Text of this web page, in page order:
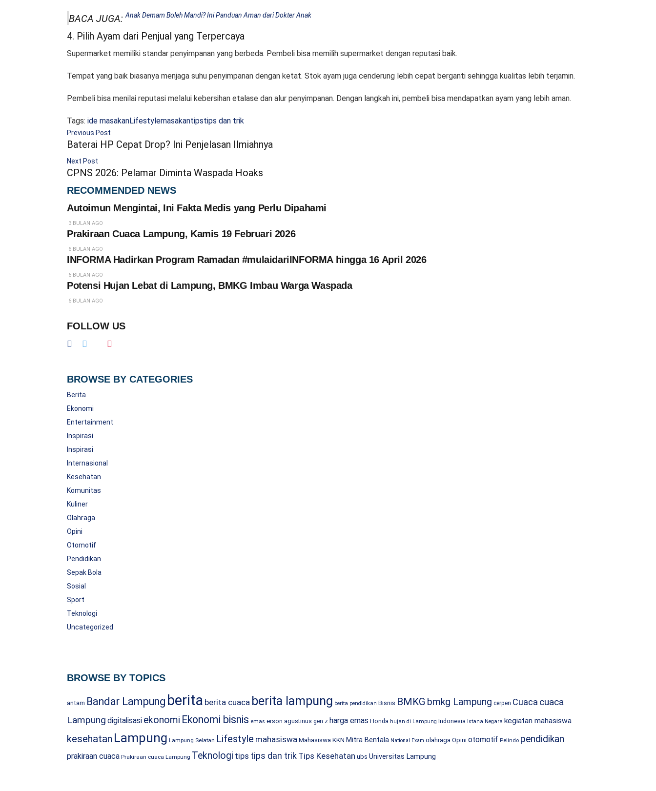
BACA JUGA: Anak Demam Boleh Mandi? Ini Panduan Aman dari Dokter Anak
4. Pilih Ayam dari Penjual yang Terpercaya
Supermarket memiliki standar penyimpanan yang berbeda. Pembeli bisa memilih supermarket dengan reputasi baik.
Tempat yang baik biasanya menjaga suhu penyimpanan dengan ketat. Stok ayam juga cenderung lebih cepat berganti sehingga kualitas lebih terjamin.
Pembeli bisa menilai reputasi melalui kebersihan etalase dan alur penyimpanan. Dengan langkah ini, pembeli bisa mendapatkan ayam yang lebih aman.
Tags: ide masakanLifestylemasakantipstips dan trik
Previous Post
Baterai HP Cepat Drop? Ini Penjelasan Ilmiahnya
Next Post
CPNS 2026: Pelamar Diminta Waspada Hoaks
RECOMMENDED NEWS
Autoimun Mengintai, Ini Fakta Medis yang Perlu Dipahami
3 BULAN AGO
Prakiraan Cuaca Lampung, Kamis 19 Februari 2026
6 BULAN AGO
INFORMA Hadirkan Program Ramadan #mulaidariINFORMA hingga 16 April 2026
6 BULAN AGO
Potensi Hujan Lebat di Lampung, BMKG Imbau Warga Waspada
6 BULAN AGO
FOLLOW US
BROWSE BY CATEGORIES
Berita
Ekonomi
Entertainment
Inspirasi
Inspirasi
Internasional
Kesehatan
Komunitas
Kuliner
Olahraga
Opini
Otomotif
Pendidikan
Sepak Bola
Sosial
Sport
Teknologi
Uncategorized
BROWSE BY TOPICS
antam Bandar Lampung berita berita cuaca berita lampung berita pendidikan Bisnis BMKG bmkg Lampung cerpen Cuaca cuaca
Lampung digitalisasi ekonomi Ekonomi bisnis emas erson agustinus gen z harga emas Honda hujan di Lampung Indonesia Istana Negara kegiatan mahasiswa
kesehatan Lampung Lampung Selatan Lifestyle mahasiswa Mahasiswa KKN Mitra Bentala National Exam olahraga Opini otomotif Pelindo pendidikan
prakiraan cuaca Prakiraan cuaca Lampung Teknologi tips tips dan trik Tips Kesehatan ubs Universitas Lampung